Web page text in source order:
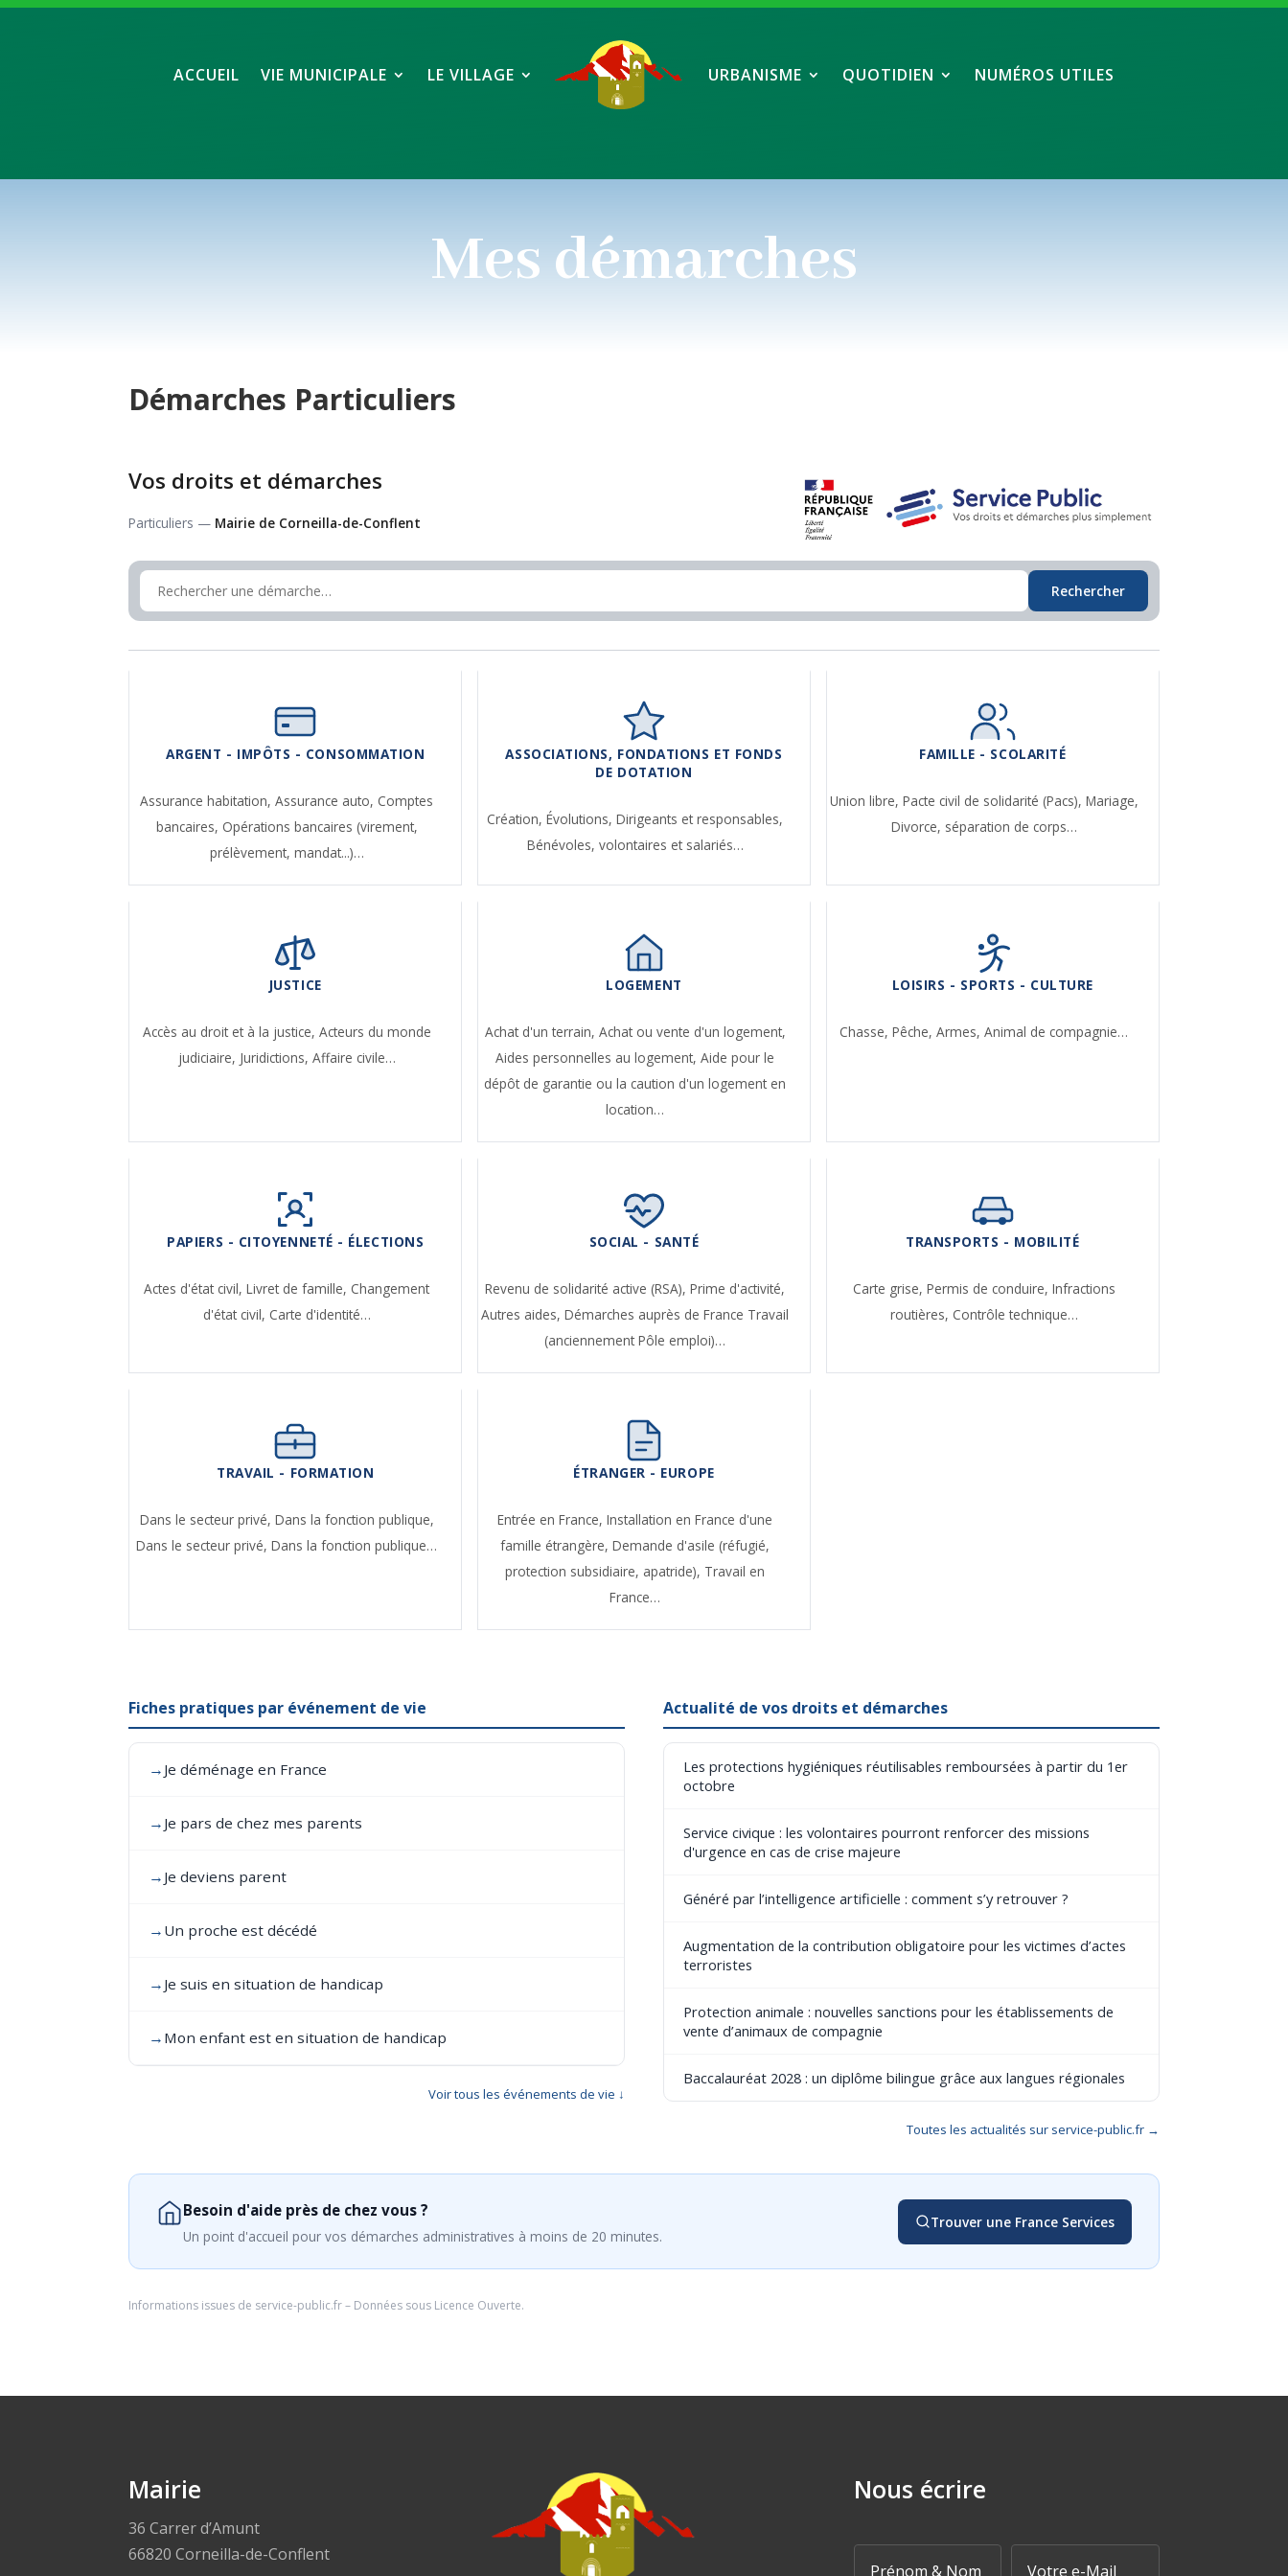
ACCUEIL VIE MUNICIPALE LE VILLAGE URBANISME QUOTIDIEN NUMÉROS UTILES
Mes démarches
Démarches Particuliers
Vos droits et démarches
Particuliers — Mairie de Corneilla-de-Conflent
Rechercher
ARGENT - IMPÔTS - CONSOMMATION
Assurance habitation,Assurance auto, Comptes
bancaires, Opérations bancaires (virement,
prélèvement, mandat...)…
ASSOCIATIONS, FONDATIONS ET FONDS
DE DOTATION
Création,Évolutions,Dirigeants et responsables,
Bénévoles, volontaires et salariés…
FAMILLE - SCOLARITÉ
Union libre, Pacte civil de solidarité (Pacs), Mariage,
Divorce, séparation de corps…
JUSTICE
Accès au droit et à la justice, Acteurs du monde
judiciaire, Juridictions, Affaire civile…
LOGEMENT
Achat d'un terrain, Achat ou vente d'un logement,
Aides personnelles au logement,Aide pour le
dépôt de garantie ou la caution d'un logement en
location…
LOISIRS - SPORTS - CULTURE
Chasse,Pêche,Armes,Animal de compagnie…
PAPIERS - CITOYENNETÉ - ÉLECTIONS
Actes d'état civil,Livret de famille, Changement
d'état civil, Carte d'identité…
SOCIAL - SANTÉ
Revenu de solidarité active (RSA),Prime d'activité,
Autres aides,Démarches auprès de France Travail
(anciennement Pôle emploi)…
TRANSPORTS - MOBILITÉ
Carte grise, Permis de conduire, Infractions
routières, Contrôle technique…
TRAVAIL - FORMATION
Dans le secteur privé, Dans la fonction publique,
Dans le secteur privé,Dans la fonction publique…
ÉTRANGER - EUROPE
Entrée en France,Installation en France d'une
famille étrangère,Demande d'asile (réfugié,
protection subsidiaire, apatride), Travail en
France…
Fiches pratiques par événement de vie
→ Je déménage en France
→ Je pars de chez mes parents
→ Je deviens parent
→ Un proche est décédé
→ Je suis en situation de handicap
→ Mon enfant est en situation de handicap
Voir tous les événements de vie ↓
Actualité de vos droits et démarches
Les protections hygiéniques réutilisables remboursées à partir du 1er
octobre
Service civique : les volontaires pourront renforcer des missions
d'urgence en cas de crise majeure
Généré par l’intelligence artificielle : comment s’y retrouver ?
Augmentation de la contribution obligatoire pour les victimes d’actes
terroristes
Protection animale : nouvelles sanctions pour les établissements de
vente d’animaux de compagnie
Baccalauréat 2028 : un diplôme bilingue grâce aux langues régionales
Toutes les actualités sur service-public.fr →
Besoin d'aide près de chez vous ?
Un point d'accueil pour vos démarches administratives à moins de 20 minutes.
Trouver une France Services
Informations issues de service-public.fr– Données sous Licence Ouverte.
Mairie
36 Carrer d’Amunt
66820 Corneilla-de-Conflent
Nous écrire